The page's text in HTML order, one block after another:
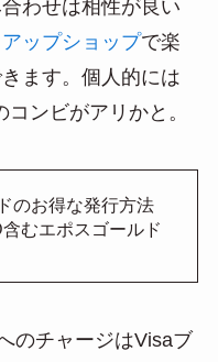
わせは相性が良い
ップショップで楽
ます。個人的には
ンビがアリかと。
のお得な発行方法
含むエポスゴールド
のチャージはVisaブ